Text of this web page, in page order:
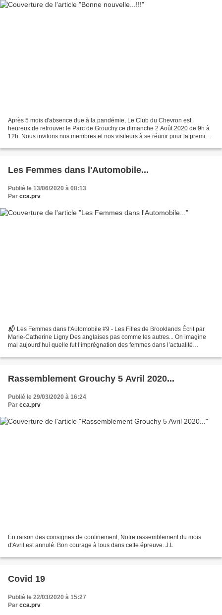
Après 5 mois d'absence due à la pandémie, Le Club du Chevron est
heureux de retrouver le Parc de Grouchy ce dimanche 2 Août 2020 de 9h à
12h. Nous invitons nos membres et nos visiteurs à se réunir pour la première
Les Femmes dans l'Automobile...
Publié le 13/06/2020 à 08:13
Par cca.prv
📬 Les Femmes dans l'Automobile #9 - Les Filles de Brooklands Écrit par
Marie-Catherine Ligny Des anglaises pas comme les autres... On imagine
mal aujourd’hui quelle fut l’imprégnation des femmes dans l’actualité
Rassemblement Grouchy 5 Avril 2020...
Publié le 29/03/2020 à 16:24
Par cca.prv
En raison des consignes de confinement, Notre rassemblement du mois
d'Avril est annulé. Bon courage à tous dans cette épreuve. J.L
Covid 19
Publié le 22/03/2020 à 15:27
Par cca.prv